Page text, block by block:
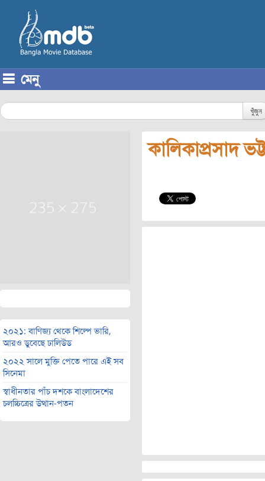
মেনু
খুঁজুন
২০২১: বাণিজ্য থেকে শিল্পে ভারি,
আরও ডুবেছে ঢালিউড
২০২২ সালে মুক্তি পেতে পারে এই সব
সিনেমা
স্বাধীনতার পাঁচ দশকে বাংলাদেশের
চলচ্চিত্রের উত্থান-পতন
কালিকাপ্রসাদ